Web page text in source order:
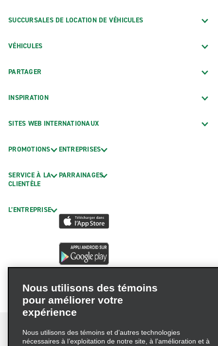
SUCCURSALES DE LOCATION DE VÉHICULES
VÉHICULES
PARTAGER
INSPIRATION
SITES WEB INTERNATIONAUX
PROMOTIONS
SERVICE À LA
CLIENTÈLE
L’ENTREPRISE
ENTREPRISES
PARRAINAGES
Nous utilisons des témoins
pour améliorer votre
expérience
Nous utilisons des témoins et d’autres technologies
nécessaires à l’exploitation de notre site, à l’amélioration et à